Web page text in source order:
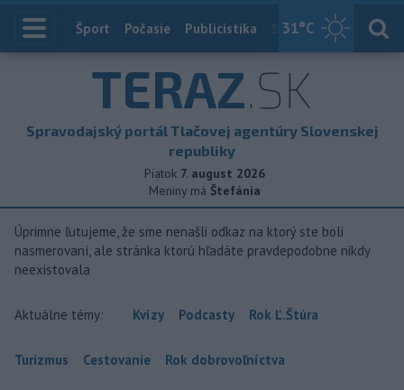
31°C
Index
Šport Počasie Publicistika Slovensko
TERAZ.SK
Spravodajský portál Tlačovej agentúry Slovenskej
republiky
Piatok 7. august 2026
Meniny má Štefánia
Úprimne ľutujeme, že sme nenašli odkaz na ktorý ste boli
nasmerovaní, ale stránka ktorú hľadáte pravdepodobne nikdy
neexistovala
Aktuálne témy: Kvízy Podcasty Rok Ľ.Štúra
Turizmus Cestovanie Rok dobrovoľníctva